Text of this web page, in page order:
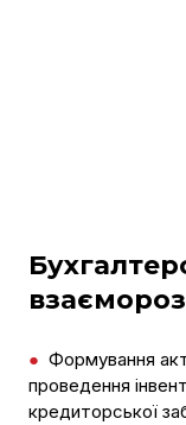
● Формування
проведення
кредиторської